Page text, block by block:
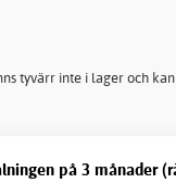
tyvärr inte i lager och
på 3 månader